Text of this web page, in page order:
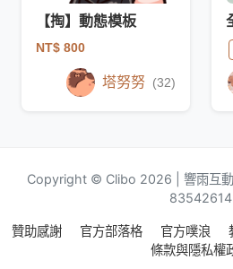
【掏】動態模板
NT$ 800
塔努努 (32)
Copyright © Clibo 2026 | 響雨互動
83542614
贊助感謝 官方部落格 官方噗浪
條款與隱私權